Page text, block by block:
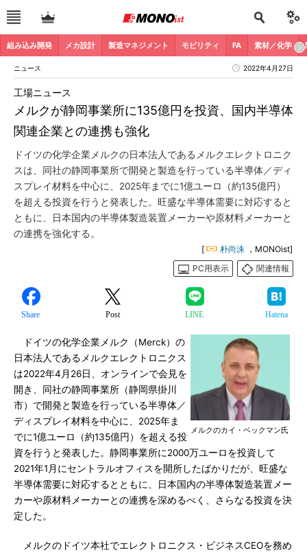
組み込み開発 メカ設計 製造マネジメント モビリティ FA 素材／化学
ニュース 2022年4月27日
メルクが静岡事業所に135億円を投資、国内半導体
関連企業との連携も強化
工場ニュース
ドイツの化学企業メルクの日本法人であるメルクエレクトロニク
スは、同社の静岡事業所で開発と製造を行っている半導体／ディ
スプレイ材料を中心に、2025年までに1億ユーロ（約135億円）
を超える投資を行うと発表した。旺盛な半導体需要に対応すると
ともに、日本国内の半導体製造装置メーカーや原材料メーカーと
の連携を強化する。
[ 朴尚洙 ，MONOist]
PC用表示
関連情報
Share Post LINE Hatena
メルクのカイ・ベックマン氏
ドイツの化学企業メルク（Merck）の
日本法人であるメルクエレクトロニクス
は2022年4月26日、オンラインで会見を
開き、同社の静岡事業所（静岡県掛川
市）で開発と製造を行っている半導体／
ディスプレイ材料を中心に、2025年ま
でに1億ユーロ（約135億円）を超える投
資を行うと発表した。静岡事業所に2000万ユーロを投資して
2021年1月にセントラルオフィスを開所したばかりだが、旺盛な
半導体需要に対応するとともに、日本国内の半導体製造装置メー
カーや原材料メーカーとの連携を深めるべく、さらなる投資を決
定した。
メルクのドイツ本社でエレクトロニクス・ビジネスCEOを務め